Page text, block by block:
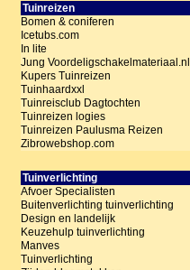
Tuinreizen
Bomen & coniferen
Icetubs.com
In lite
Jung Voordeligschakelmateriaal.nl
Kupers Tuinreizen
Tuinhaardxxl
Tuinreisclub Dagtochten
Tuinreizen logies
Tuinreizen Paulusma Reizen
Zibrowebshop.com
Tuinverlichting
Afvoer Specialisten
Buitenverlichting tuinverlichting
Design en landelijk
Keuzehulp tuinverlichting
Manves
Tuinverlichting